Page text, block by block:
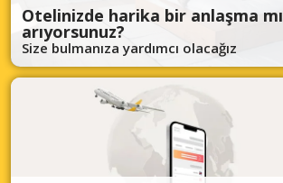
Otelinizde harika bir anlaşma mı
arıyorsunuz?
Size bulmanıza yardımcı olacağız